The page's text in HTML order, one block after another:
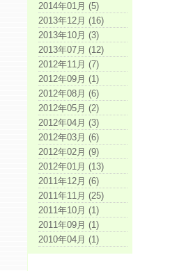
2014年01月 (5)
2013年12月 (16)
2013年10月 (3)
2013年07月 (12)
2012年11月 (7)
2012年09月 (1)
2012年08月 (6)
2012年05月 (2)
2012年04月 (3)
2012年03月 (6)
2012年02月 (9)
2012年01月 (13)
2011年12月 (6)
2011年11月 (25)
2011年10月 (1)
2011年09月 (1)
2010年04月 (1)